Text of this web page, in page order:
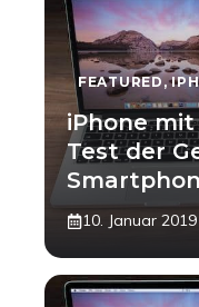
FEATURED,
iPhone
Test der
10. Januar 2019